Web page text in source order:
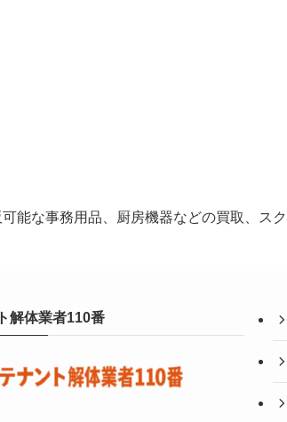
能な事務用品、厨房機器などの買取、ス
解体業者110番